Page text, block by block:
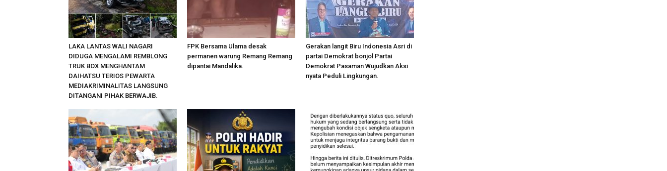
LAKA LANTAS WALI NAGARI
DIDUGA MENGALAMI REMBLONG
TRUK BOX MENGHANTAM
DAIHATSU TERIOS PEWARTA
MEDIAKRIMINALITAS LANGSUNG
DITANGANI PIHAK BERWAJIB.
FPK Bersama Ulama desak
permanen warung Remang Remang
dipantai Mandalika.
Gerakan langit Biru Indonesia Asri di
partai Demokrat bonjol Partai
Demokrat Pasaman Wujudkan Aksi
nyata Peduli Lingkungan.